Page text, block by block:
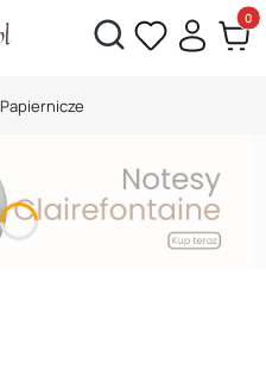
Otwórz wyszukiwarkę
Papiernicze